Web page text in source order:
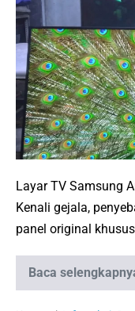
Layar
TV
Samsung
Original:
Solusi
Layar
Bergaris
&
Blank
Layar TV Samsung
Kenali gejala,
panel original
Baca
Layar